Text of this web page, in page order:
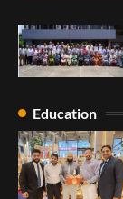
3
Education